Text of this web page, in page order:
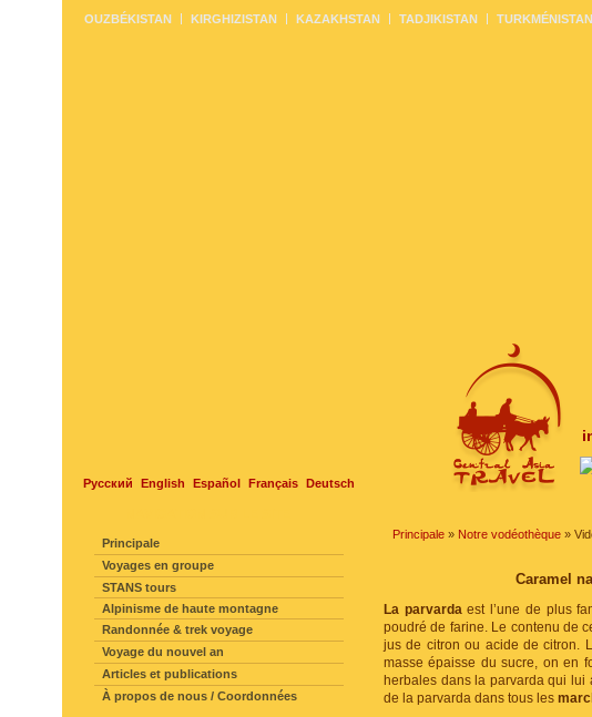
Русский English Español Français Deutsch
OUZBÉKISTAN KIRGHIZISTAN KAZAKHSTAN TADJIKISTAN TURKMÉNISTAN
Principale » Notre vodéothèque »
Caramel
La parvardaest l’une de plus
poudré de farine. Le contenu de
jus de citron ou acide de citron.
masse épaisse du sucre, on en
herbales dans la parvarda qui lui
de la parvarda dans tous les
Principale
Voyages en groupe
STANS tours
Alpinisme de haute montagne
Randonnée & trek voyage
Voyage du nouvel an
Articles et publications
À propos de nous / Coordonnées